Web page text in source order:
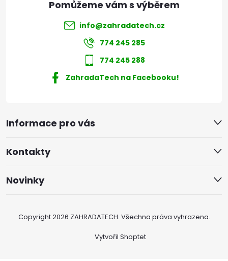
Informace pro vás
Kontakty
Novinky
info@zahradatech.cz
774 245 285
774 245 288
ZahradaTech na Facebooku!
Vytvořil Shoptet
Copyright 2026 ZAHRADATECH. Všechna práva vyhrazena.